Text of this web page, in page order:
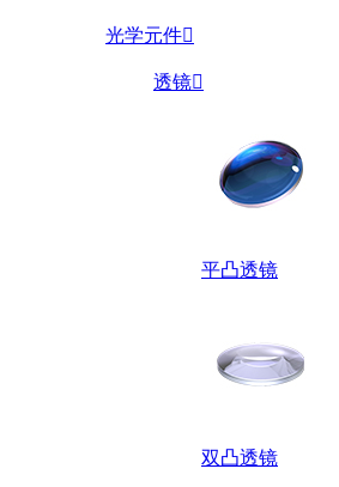
光学元件
透镜
平凸透镜
双凸透镜